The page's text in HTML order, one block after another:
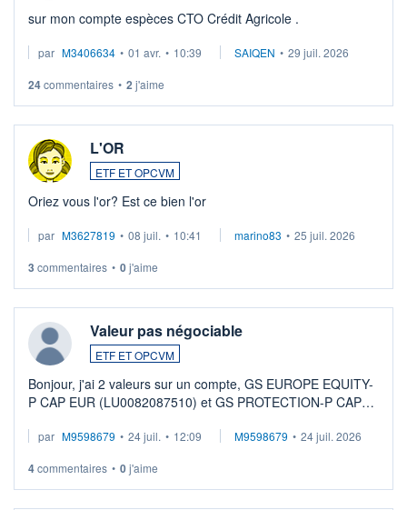
sur mon compte espèces CTO Crédit Agricole .
par M3406634 • 01 avr. • 10:39 SAIQEN • 29 juil. 2026
24commentaires • 2 j'aime
L'OR
ETF ET OPCVM
Oriez vous l'or? Est ce bien l'or
par M3627819 • 08 juil. • 10:41 marino83 • 25 juil. 2026
3 commentaires • 0j'aime
Valeur pas négociable
ETF ET OPCVM
Bonjour, j'ai 2 valeurs sur un compte, GS EUROPE EQUITY-
P CAP EUR (LU0082087510) et GS PROTECTION-P CAP
veux procéder à la vente, on me signale ...
par M9598679 • 24 juil. • 12:09 M9598679 • 24 juil. 2026
4commentaires • 0j'aime